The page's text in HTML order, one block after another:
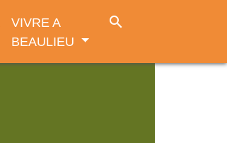
VIVRE A
BEAULIEU
search